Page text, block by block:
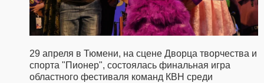
29 апреля в Тюмени, на сцене Дворца творчества и
спорта "Пионер", состоялась финальная игра
областного фестиваля команд КВН среди